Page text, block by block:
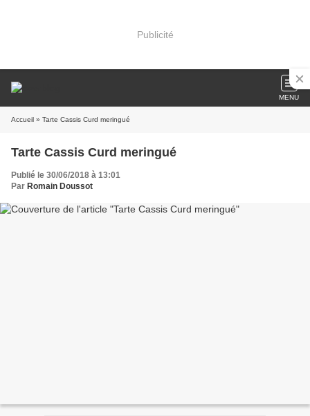
Publicité
MENU
Accueil » Tarte Cassis Curd meringué
Tarte Cassis Curd meringué
Publié le 30/06/2018 à 13:01
Par Romain Doussot